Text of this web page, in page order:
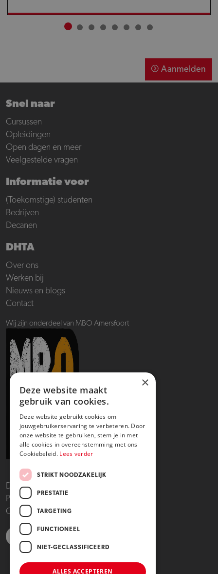
Aanmelden
Snel naar
Cursussen
Opleidingen
Open dagen en meer
Veelgestelde vragen
Informatie voor
(Toekomstige) studenten
Bedrijven
Decanen
DHTA
Over ons
Werken bij
Nieuws en blogs
Contact
Wij zijn onderdeel van MBO Amersfoort
Disclaimer
Privacy- en cookieverklaring
Copyright 2025
×
Deze website maakt
gebruik van cookies.
Deze website gebruikt cookies om
jouwgebruikerservaring te verbeteren. Door
onze website te gebruiken, stem je in met
alle cookies in overeenstemming met ons
Cookiebeleid. Lees verder
STRIKT NOODZAKELIJK
PRESTATIE
TARGETING
FUNCTIONEEL
NIET-GECLASSIFICEERD
ALLES ACCEPTEREN